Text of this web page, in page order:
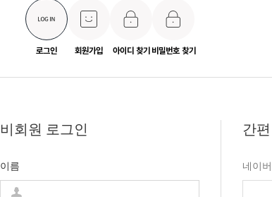
로그인 회원가입 아이디 찾기 비밀번호 찾기
비회원 로그인
이름
간
네이